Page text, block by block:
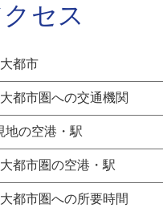
セス
都市
都市圏への交通機関
地の空港・駅
都市圏の空港・駅
都市圏への所要時間